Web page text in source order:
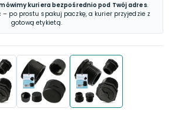
kuriera bezpośrednio pod Twój adres.
po prostu spakuj paczkę, a kurier przyjedzie z
gotową etykietą.